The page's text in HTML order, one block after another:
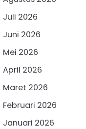
Juli 2026
Juni 2026
Mei 2026
April 2026
Maret 2026
Februari 2026
Januari 2026